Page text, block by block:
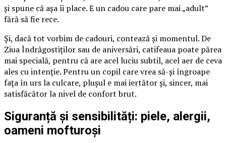
și spune că așa îi place. E un cadou care pare mai „adult”
fără să fie rece.
Și, dacă tot vorbim de cadouri, contează și momentul. De
Ziua Îndrăgostiților sau de aniversări, catifeaua poate părea
mai specială, pentru că are acel luciu subtil, acel aer de ceva
ales cu intenție. Pentru un copil care vrea să-și îngroape
fața în urs la culcare, plușul e mai iertător și, sincer, mai
satisfăcător la nivel de confort brut.
Siguranță și sensibilități: piele, alergii,
oameni mofturoși